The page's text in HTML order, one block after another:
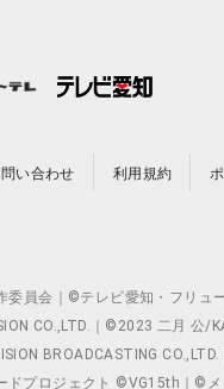
い合わせ 利用規約
員会｜©テレビ愛知・フリュ
CO.,LTD.｜©2023 二月 公
BROADCASTING
ドプロジェクト ©VG15th｜©